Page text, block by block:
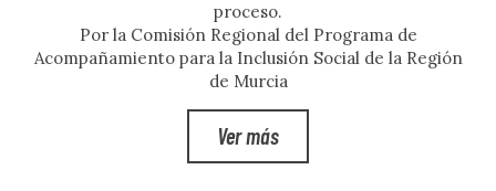
proceso.
Por la Comisión Regional del Programa de
Acompañamiento para la Inclusión Social de la Región
de Murcia
Ver más